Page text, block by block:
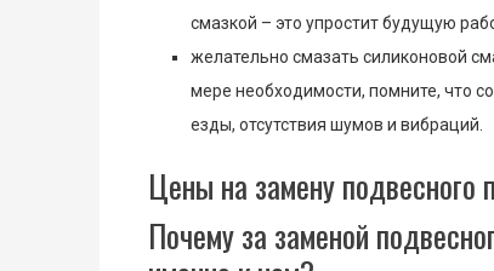
смазкой – это упростит будущую
желательно смазать силиконовой
мере необходимости, помните, что
езды, отсутствия шумов и вибраций.
Цены на замену подвесного
Почему за заменой